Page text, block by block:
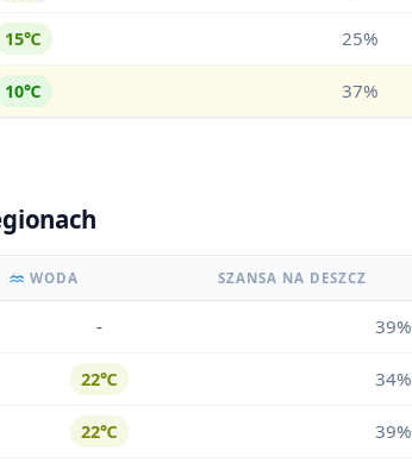
15℃ 25%
10℃ 37%
WODA SZANSA NA DESZCZ
- 39%
22℃ 34%
22℃ 39%